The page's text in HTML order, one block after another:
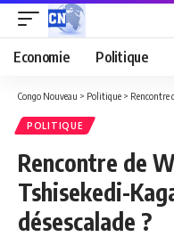
Economie Politique
Congo Nouveau > Politique > Rencontre
POLITIQUE
Rencontre de
Tshisekedi-
désescalade ?